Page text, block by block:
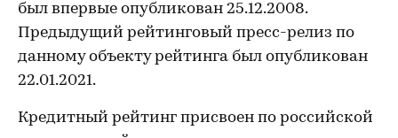
был впервые опубликован 25.12.2008.
Предыдущий рейтинговый пресс-релиз по
данному объекту рейтинга был опубликован
22.01.2021.
Кредитный рейтинг присвоен по российской